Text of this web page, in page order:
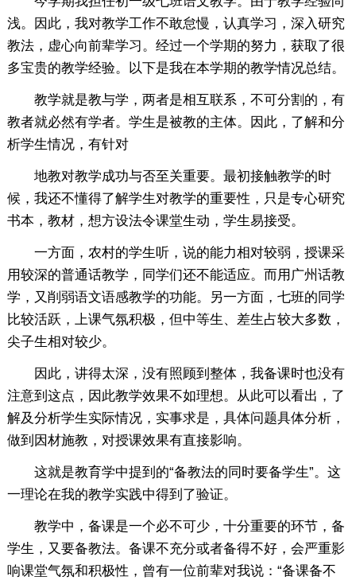
浅。因此，我对教学工作不敢怠慢，认真学习，深入研究
教法，虚心向前辈学习。经过一个学期的努力，获取了很
多宝贵的教学经验。以下是我在本学期的教学情况总结。
教学就是教与学，两者是相互联系，不可分割的，有
教者就必然有学者。学生是被教的主体。因此，了解和分
析学生情况，有针对
地教对教学成功与否至关重要。最初接触教学的时
候，我还不懂得了解学生对教学的重要性，只是专心研究
书本，教材，想方设法令课堂生动，学生易接受。
一方面，农村的学生听，说的能力相对较弱，授课采
用较深的普通话教学，同学们还不能适应。而用广州话教
学，又削弱语文语感教学的功能。另一方面，七班的同学
比较活跃，上课气氛积极，但中等生、差生占较大多数，
尖子生相对较少。
因此，讲得太深，没有照顾到整体，我备课时也没有
注意到这点，因此教学效果不如理想。从此可以看出，了
解及分析学生实际情况，实事求是，具体问题具体分析，
做到因材施教，对授课效果有直接影响。
这就是教育学中提到的“备教法的同时要备学生”。这
一理论在我的教学实践中得到了验证。
教学中，备课是一个必不可少，十分重要的环节，备
学生，又要备教法。备课不充分或者备得不好，会严重影
响课堂气氛和积极性，曾有一位前辈对我说：“备课备不